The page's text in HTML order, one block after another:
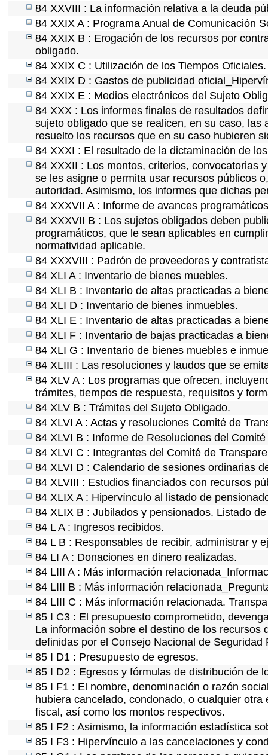
84 XXVIII : La información relativa a la deuda
84 XXIX A : Programa Anual de Comunicación
84 XXIX B : Erogación de los recursos por
obligado.
84 XXIX C : Utilización de los Tiempos Oficiales.
84 XXIX D : Gastos de publicidad
84 XXIX E : Medios electrónicos del Sujeto
84 XXX : Los informes finales de resultados
sujeto obligado que se realicen, en su caso,
resuelto los recursos que en su caso hubieren
84 XXXI : El resultado de la dictaminación de
84 XXXII : Los montos, criterios, convocatorias
se les asigne o permita usar recursos públicos
autoridad. Asimismo, los informes que dichas
84 XXXVII A : Informe de avances
84 XXXVII B : Los sujetos obligados deben
programáticos, que le sean aplicables en
normatividad aplicable.
84 XXXVIII : Padrón de proveedores y
84 XLI A : Inventario de bienes muebles.
84 XLI B : Inventario de altas practicadas a
84 XLI D : Inventario de bienes inmuebles.
84 XLI E : Inventario de altas practicadas a
84 XLI F : Inventario de bajas practicadas a
84 XLI G : Inventario de bienes muebles e
84 XLIII : Las resoluciones y laudos que se
84 XLV A : Los programas que ofrecen,
trámites, tiempos de respuesta, requisitos y
84 XLV B : Trámites del Sujeto Obligado.
84 XLVI A : Actas y resoluciones Comité de
84 XLVI B : Informe de Resoluciones del
84 XLVI C : Integrantes del Comité de
84 XLVI D : Calendario de sesiones ordinarias
84 XLVIII : Estudios financiados con recursos
84 XLIX A : Hipervínculo al listado de
84 XLIX B : Jubilados y pensionados. Listado
84 L A : Ingresos recibidos.
84 L B : Responsables de recibir, administrar y
84 LI A : Donaciones en dinero realizadas.
84 LIII A : Más información
84 LIII B : Más información
84 LIII C : Más información relacionada.
85 I C3 : El presupuesto comprometido,
La información sobre el destino de los
definidas por el Consejo Nacional de Seguridad
85 I D1 : Presupuesto de egresos.
85 I D2 : Egresos y fórmulas de distribución de
85 I F1 : El nombre, denominación o razón
hubiera cancelado, condonado, o cualquier
fiscal, así como los montos respectivos.
85 I F2 : Asimismo, la información estadística
85 I F3 : Hipervínculo a las cancelaciones y